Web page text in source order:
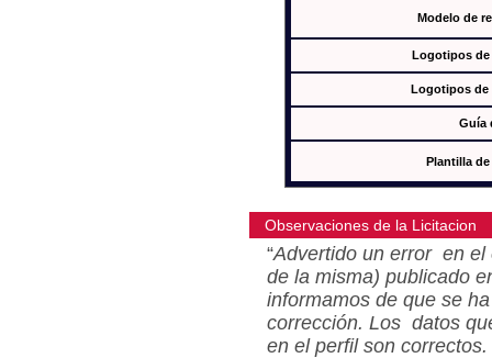
Modelo de
Logotipos de
Logotipos de
Guía
Plantilla
Observaciones de la Licitacion
“Advertido un error en el
de la misma) publicado
informamos de que se
corrección. Los datos
en el perfil son correctos.